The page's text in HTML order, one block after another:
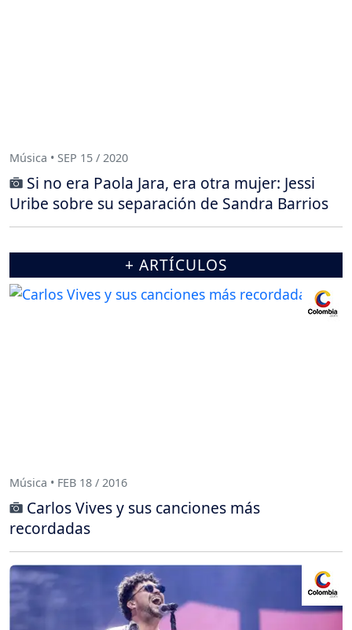
Música • SEP 15 / 2020
Si no era Paola Jara, era otra mujer: Jessi
Uribe sobre su separación de Sandra Barrios
+ ARTÍCULOS
Música • FEB 18 / 2016
Carlos Vives y sus canciones más
recordadas